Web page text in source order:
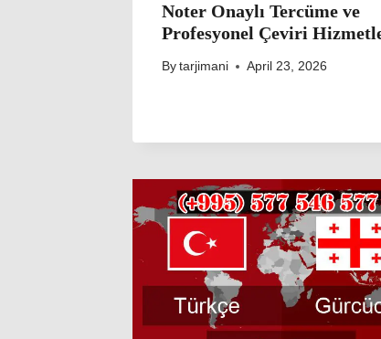
Noter Onaylı Tercüme ve
Profesyonel Çeviri
By tarjimani April 23, 2026